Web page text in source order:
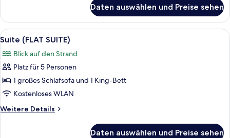
(PAD
SUITE)
Daten auswählen und Preise sehen
Alle
Fotos
für
Suite
(FLAT
SUITE)
anzeigen
Ein modernes Hotelzimmer mit
6
Suite (FLAT SUITE)
Blick auf den Strand
Platz für 5 Personen
1 großes Schlafsofa und 1 King-Bett
Kostenloses WLAN
Weitere Details
Weitere
Daten auswählen und Preise sehen